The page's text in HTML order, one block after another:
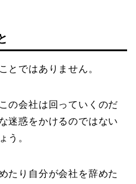
とではありません。
の会社は回っていくのだ
迷惑をかけるのではない
う。
たり自分が会社を辞めた